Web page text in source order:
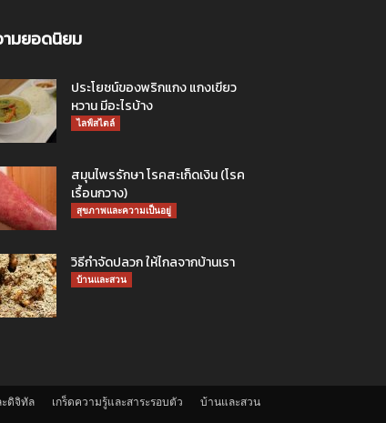
มยอดนิยม
ประโยชน์ของพริกแกง แกงเขียว
หวาน มีอะไรบ้าง
ไลฟ์สไตล์
สมุนไพรรักษา โรคสะเก็ดเงิน (โรค
เรื้อนกวาง)
สุขภาพและความเป็นอยู่
วิธีกำจัดปลวก ให้ไกลจากบ้านเรา
บ้านและสวน
ะดิจิทัล เกร็ดความรู้และสาระรอบตัว บ้านและสวน